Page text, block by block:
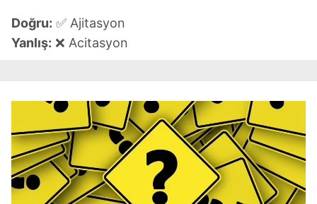
Doğru: ✅ Ajitasyon
Yanlış: ❌ Acitasyon